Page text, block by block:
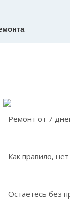
Ремонт от 7
Как правило,
Остаетесь без